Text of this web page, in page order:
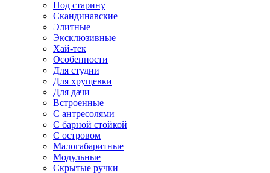
Под старину
Скандинавские
Элитные
Эксклюзивные
Хай-тек
Особенности
Для студии
Для хрущевки
Для дачи
Встроенные
С антресолями
С барной стойкой
С островом
Малогабаритные
Модульные
Скрытые ручки